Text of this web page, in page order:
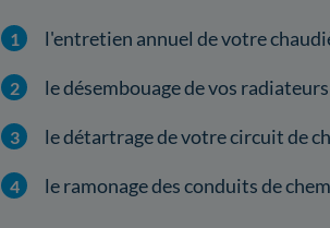
l'entretien annuel de votre
le désembouage de vos
le détartrage de votre circuit de
le ramonage des conduits de